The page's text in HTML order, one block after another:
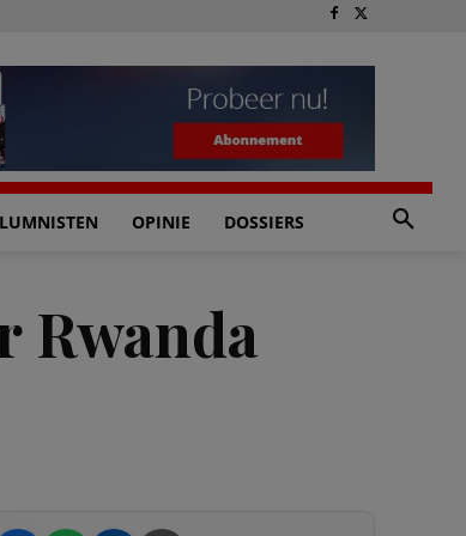
OPINIE DOSSIERS
Rwanda